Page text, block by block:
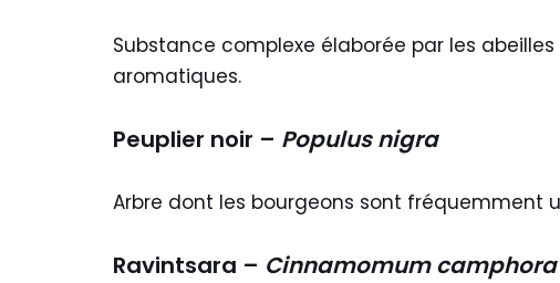
Substance complexe élaborée par les
aromatiques.
Peuplier noir – Populus nigra
Arbre dont les bourgeons sont fréquemment
Ravintsara – Cinnamomum camphora